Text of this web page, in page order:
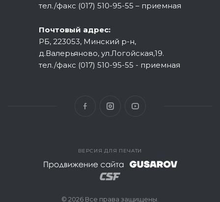
тел./факс (017) 510-95-55 – приемная
Почтовый адрес:
РБ, 223053, Минский р-н,
д.Валерьяново, ул.Логойская,19.
тел./факс (017) 510-95-55 - приемная
ВЕРСИЯ ДЛЯ ПЕЧАТИ
© 2026 Все права защищены.